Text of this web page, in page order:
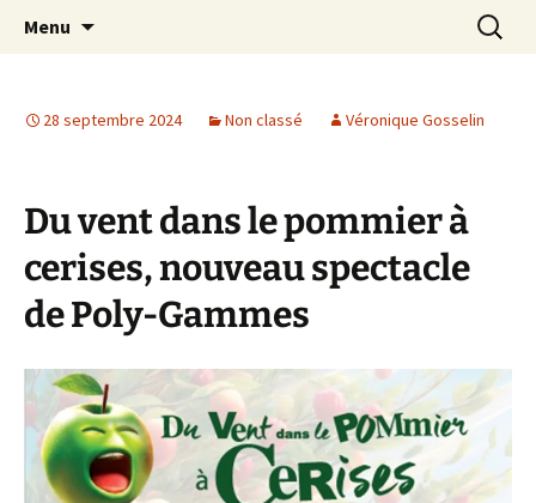
Groupe vocal "Poly-Gammes"
Bien plus qu'un choeur !
Menu
28 septembre 2024 Non classé Véronique Gosselin
Du vent dans le pommier à
cerises, nouveau spectacle
de Poly-Gammes